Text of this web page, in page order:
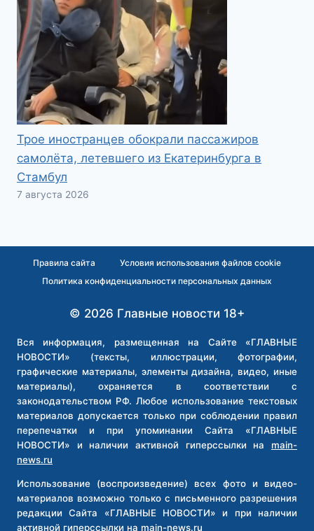
Трое иностранцев обокрали пассажиров
самолёта, летевшего из Екатеринбурга в
Стамбул
7 августа 2026
Правила сайта
Условия использования файлов cookie
Политика конфиденциальности персональных данных
© 2026 Главные новости 18+
Вся информация, размещенная на Сайте «ГЛАВНЫЕ
НОВОСТИ» (тексты, иллюстрации, фотографии,
графические материалы, элементы дизайна, видео, иные
материалы), охраняется в соответствии с
законодательством РФ. Любое использование текстовых
материалов допускается только при соблюдении правил
перепечатки и при упоминании Сайта «ГЛАВНЫЕ
НОВОСТИ» и наличии активной гиперссылки на main-
news.ru
Использование (воспроизведение) всех фото и видео-
материалов возможно только с письменного разрешения
редакции Сайта «ГЛАВНЫЕ НОВОСТИ» и при наличии
активной гиперссылки на main-news.ru